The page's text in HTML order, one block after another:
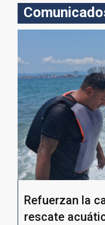
Refuerzan la
rescate